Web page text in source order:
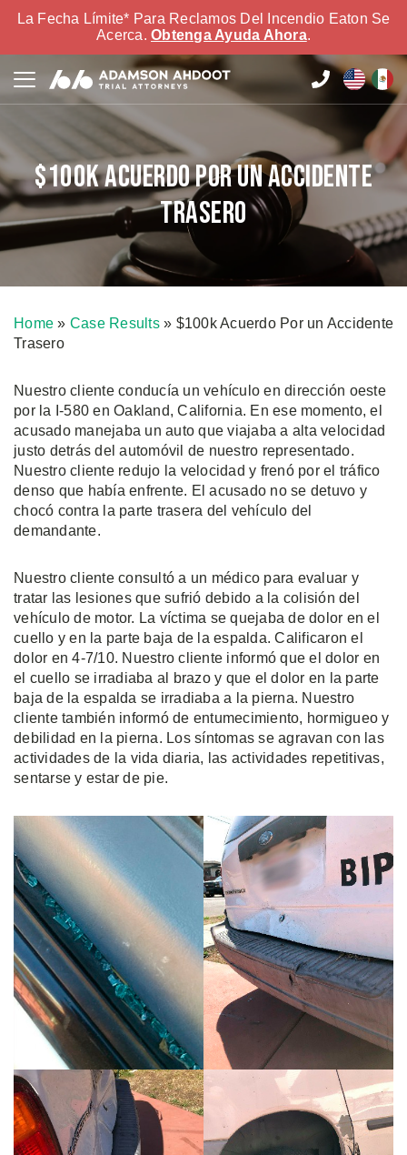
La Fecha Límite* Para Reclamos Del Incendio Eaton Se
Acerca. Obtenga Ayuda Ahora.
$100k Acuerdo Por un Accidente
Trasero
Home » Case Results» $100k Acuerdo Por un Accidente
Trasero
Nuestro cliente conducía un vehículo en dirección oeste
por la I-580 en Oakland, California. En ese momento, el
acusado manejaba un auto que viajaba a alta velocidad
justo detrás del automóvil de nuestro representado.
Nuestro cliente redujo la velocidad y frenó por el tráfico
denso que había enfrente. El acusado no se detuvo y
chocó contra la parte trasera del vehículo del
demandante.
Nuestro cliente consultó a un médico para evaluar y
tratar las lesiones que sufrió debido a la colisión del
vehículo de motor. La víctima se quejaba de dolor en el
cuello y en la parte baja de la espalda. Calificaron el
dolor en 4-7/10. Nuestro cliente informó que el dolor en
el cuello se irradiaba al brazo y que el dolor en la parte
baja de la espalda se irradiaba a la pierna. Nuestro
cliente también informó de entumecimiento, hormigueo y
debilidad en la pierna. Los síntomas se agravan con las
actividades de la vida diaria, las actividades repetitivas,
sentarse y estar de pie.